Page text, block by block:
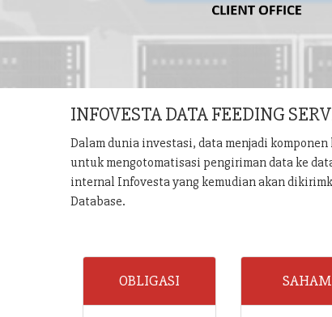
INFOVESTA DATA FEEDING
Dalam dunia investasi, data menjadi
untuk mengotomatisasi pengiriman data ke
internal Infovesta yang kemudian akan
Database.
OBLIGASI SAHAM